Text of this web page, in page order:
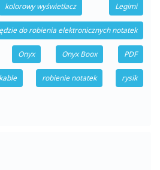
kolorowy wyświetlacz Legimi
do robienia elektronicznych notatek
Onyx Onyx Boox PDF
robienie notatek rysik